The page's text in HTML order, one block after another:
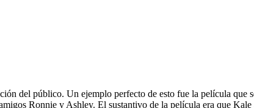
del público. Un ejemplo perfecto de esto fue la película
Ronnie y Ashley. El sustantivo de la película era que